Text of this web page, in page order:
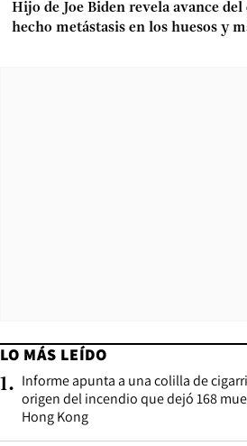
Hijo de Joe Biden revela avance del
hecho metástasis en los huesos y
LO MÁS LEÍDO
1. Informe apunta a una colilla de
origen del incendio que dejó 168
Hong Kong